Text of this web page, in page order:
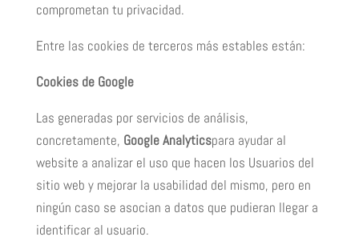
comprometan tu privacidad.
Entre las cookies de terceros más estables están:
Cookies de Google
Las generadas por servicios de análisis,
concretamente, Google Analyticspara ayudar al
website a analizar el uso que hacen los Usuarios del
sitio web y mejorar la usabilidad del mismo, pero en
ningún caso se asocian a datos que pudieran llegar a
identificar al usuario.